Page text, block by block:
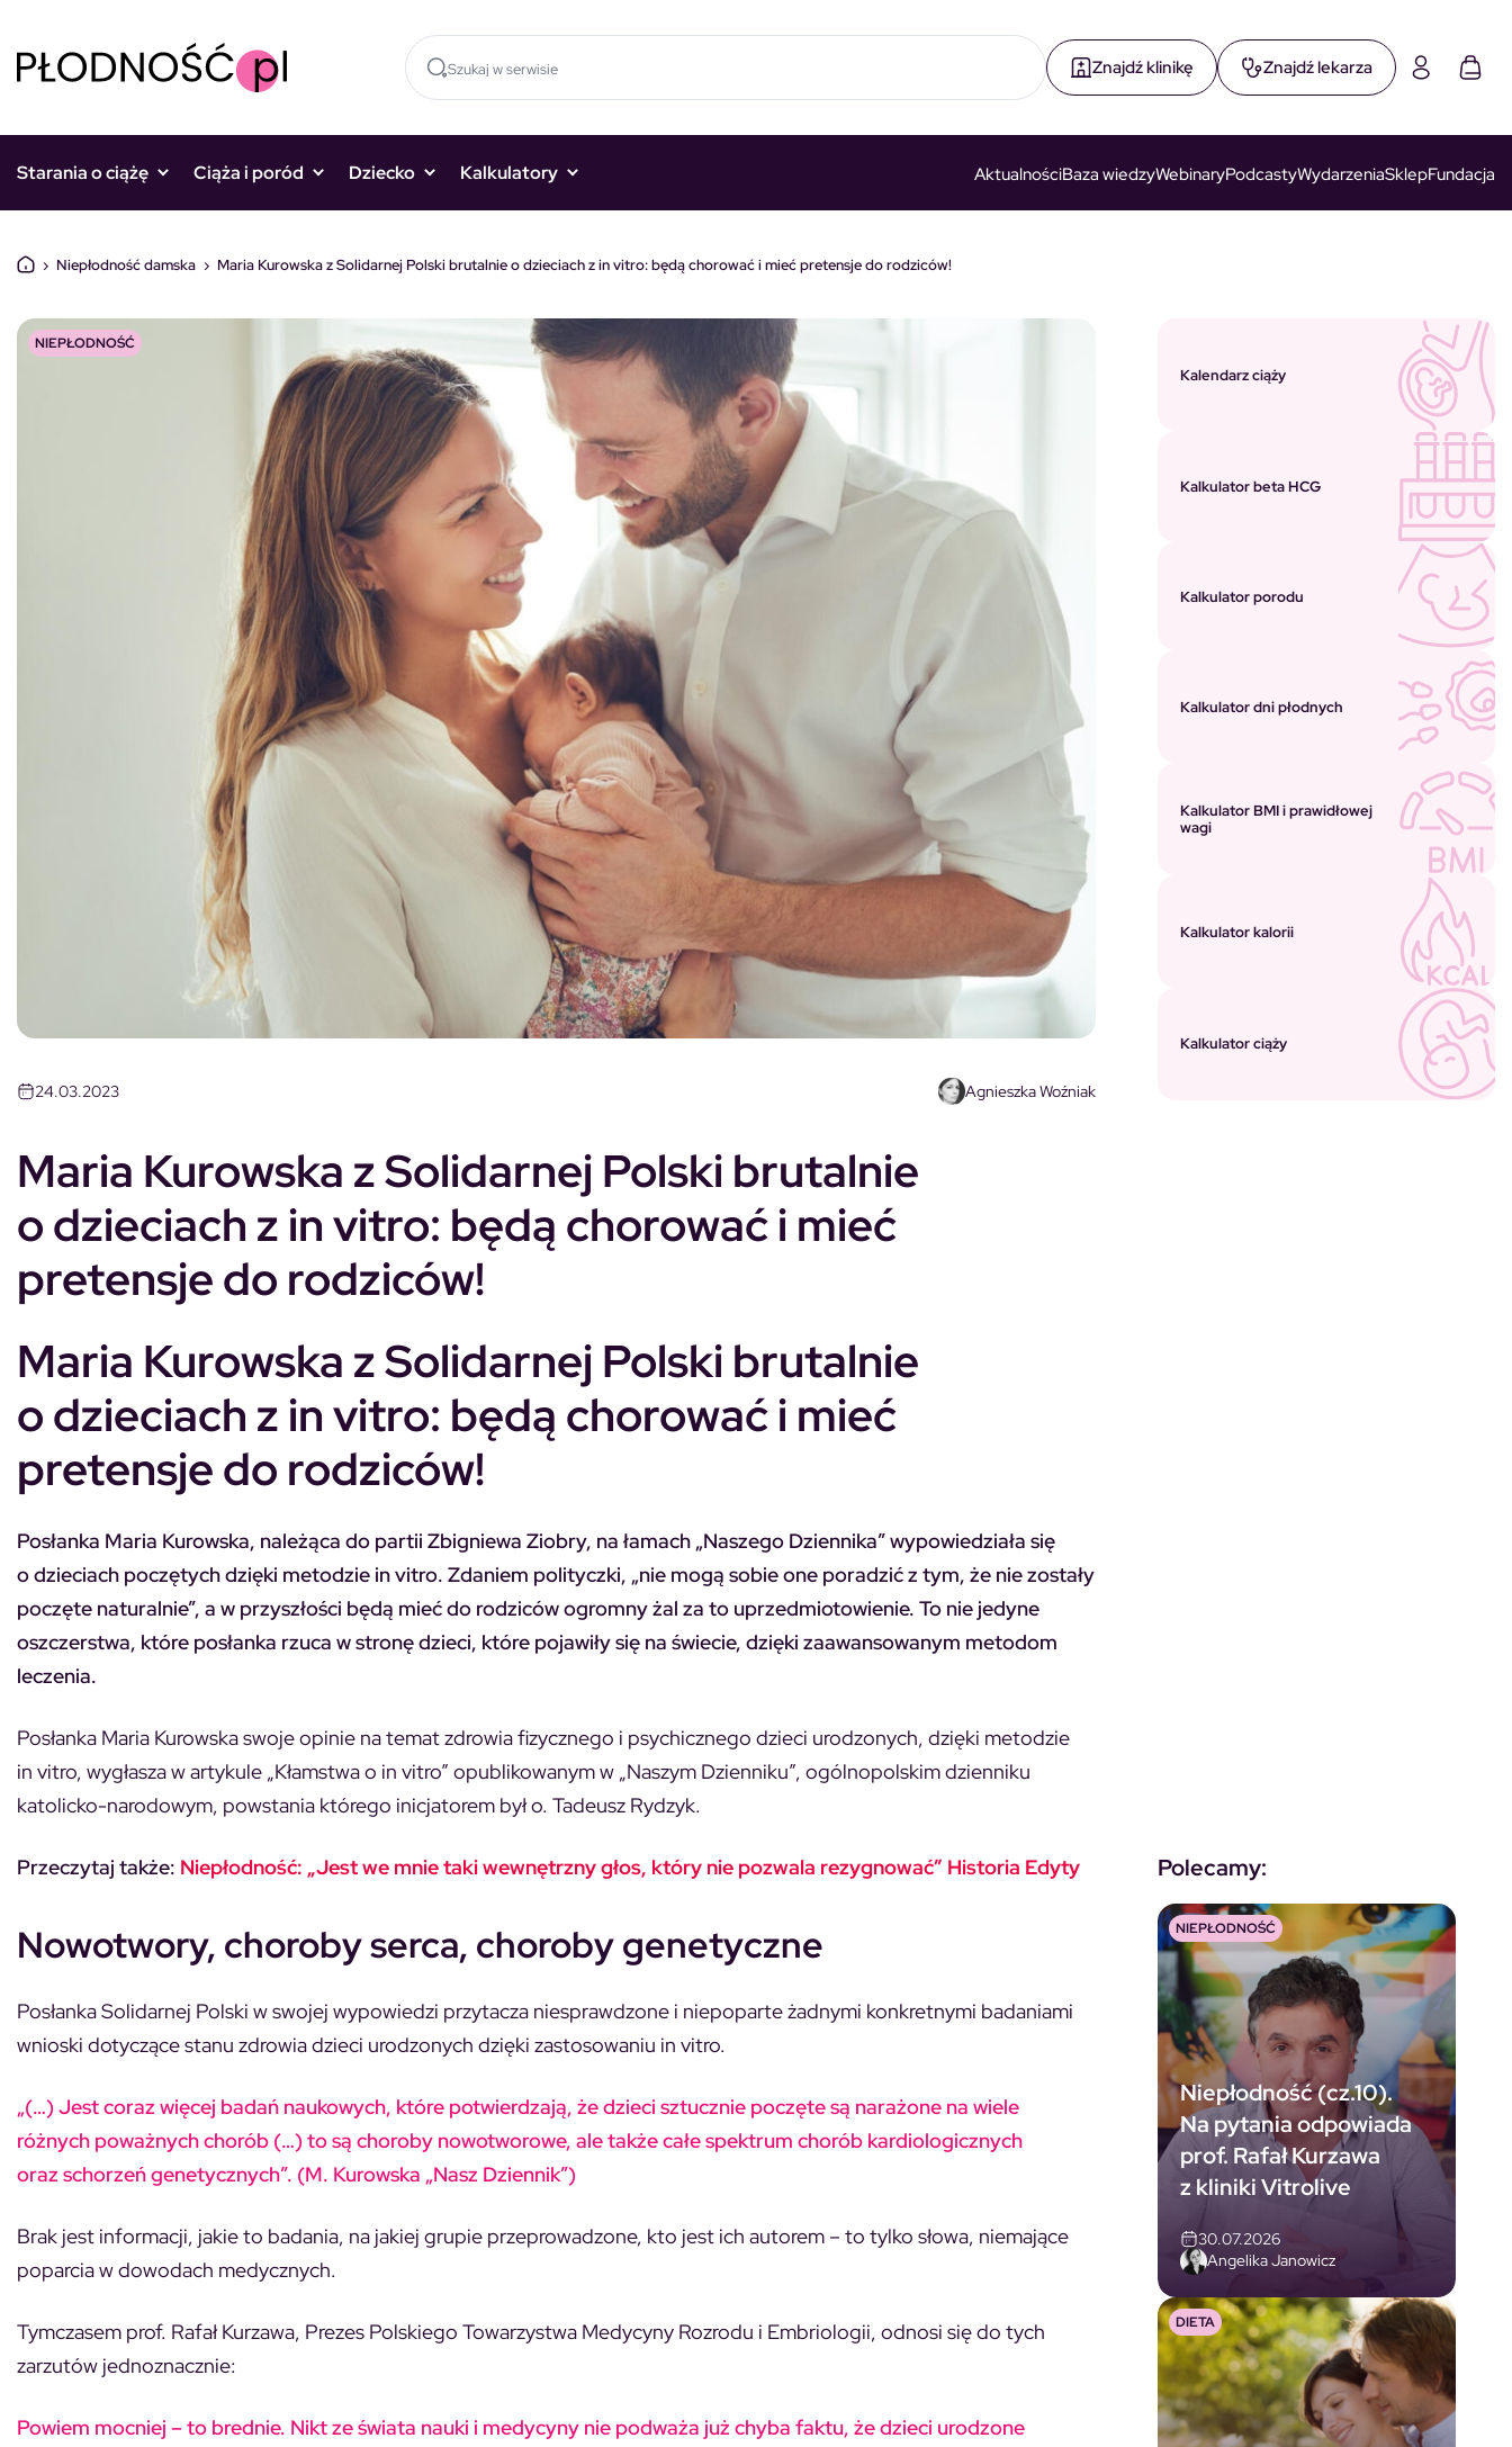
Znajdź klinikę Znajdź lekarza
Starania o ciążę Ciąża i poród Dziecko Kalkulatory AktualnościBaza wiedzyWebinaryPodcastyWydarzeniaSklepFundacja
› Niepłodność damska › Maria Kurowska z Solidarnej Polski brutalnie o dzieciach z in vitro: będą chorować i mieć pretensje do rodziców!
NIEPŁODNOŚĆ
24.03.2023 Agnieszka Woźniak
Maria Kurowska z Solidarnej Polski brutalnie
o dzieciach z in vitro: będą chorować i mieć
pretensje do rodziców!
Maria Kurowska z Solidarnej Polski brutalnie
o dzieciach z in vitro: będą chorować i mieć
pretensje do rodziców!
Posłanka Maria Kurowska, należąca do partii Zbigniewa Ziobry, na łamach „Naszego Dziennika” wypowiedziała się
o dzieciach poczętych dzięki metodzie in vitro. Zdaniem polityczki, „nie mogą sobie one poradzić z tym, że nie zostały
poczęte naturalnie”, a w przyszłości będą mieć do rodziców ogromny żal za to uprzedmiotowienie. To nie jedyne
oszczerstwa, które posłanka rzuca w stronę dzieci, które pojawiły się na świecie, dzięki zaawansowanym metodom
leczenia.
Posłanka Maria Kurowska swoje opinie na temat zdrowia fizycznego i psychicznego dzieci urodzonych, dzięki metodzie
in vitro, wygłasza w artykule „Kłamstwa o in vitro” opublikowanym w „Naszym Dzienniku”, ogólnopolskim dzienniku
katolicko-narodowym, powstania którego inicjatorem był o. Tadeusz Rydzyk.
Przeczytaj także: Niepłodność: „Jest we mnie taki wewnętrzny głos, który nie pozwala rezygnować” Historia Edyty
Nowotwory, choroby serca, choroby genetyczne
Posłanka Solidarnej Polski w swojej wypowiedzi przytacza niesprawdzone i niepoparte żadnymi konkretnymi badaniami
wnioski dotyczące stanu zdrowia dzieci urodzonych dzięki zastosowaniu in vitro.
„(…) Jest coraz więcej badań naukowych, które potwierdzają, że dzieci sztucznie poczęte są narażone na wiele
różnych poważnych chorób (…) to są choroby nowotworowe, ale także całe spektrum chorób kardiologicznych
oraz schorzeń genetycznych”. (M. Kurowska „Nasz Dziennik”)
Brak jest informacji, jakie to badania, na jakiej grupie przeprowadzone, kto jest ich autorem – to tylko słowa, niemające
poparcia w dowodach medycznych.
Tymczasem prof. Rafał Kurzawa, Prezes Polskiego Towarzystwa Medycyny Rozrodu i Embriologii, odnosi się do tych
zarzutów jednoznacznie:
Powiem mocniej – to brednie. Nikt ze świata nauki i medycyny nie podważa już chyba faktu, że dzieci urodzone
Kalendarz ciąży
Kalkulator beta HCG
Kalkulator porodu
Kalkulator dni płodnych
Kalkulator BMI i prawidłowej
wagi
Kalkulator kalorii
Kalkulator ciąży
Polecamy:
Niepłodność (cz.10).
Na pytania odpowiada
prof. Rafał Kurzawa
z kliniki Vitrolive
30.07.2026
Angelika Janowicz
NIEPŁODNOŚĆ
DIETA